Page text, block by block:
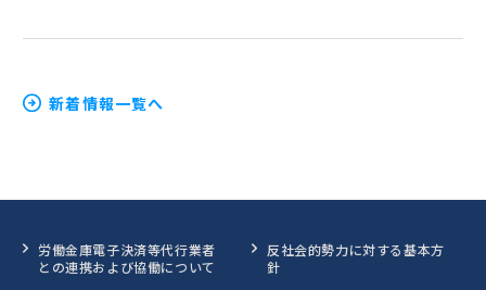
新着情報一覧へ
労働金庫電子決済等代行業者
との連携および協働について
反社会的勢力に対する基本方
針